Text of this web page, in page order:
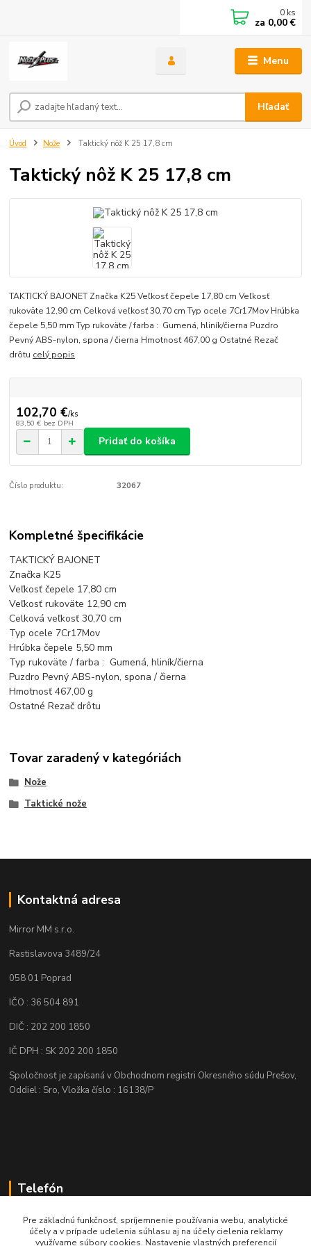
Menu
Hľadať
0 ks
za 0,00 €
Úvod Nože Taktický nôž K 25 17,8 cm
Taktický nôž K 25 17,8 cm
TAKTICKÝ BAJONET Značka K25 Veľkosť čepele 17,80 cm Veľkosť
rukoväte 12,90 cm Celková veľkosť 30,70 cm Typ ocele 7Cr17Mov Hrúbka
čepele 5,50 mm Typ rukoväte / farba : Gumená, hliník/čierna Puzdro
Pevný ABS-nylon, spona / čierna Hmotnosť 467,00 g Ostatné Rezač
drôtu celý popis
102,70 €/ks
83,50 € bez DPH
Pridať do košíka
Číslo produktu: 32067
Kompletné špecifikácie
TAKTICKÝ BAJONET
Značka K25
Veľkosť čepele 17,80 cm
Veľkosť rukoväte 12,90 cm
Celková veľkosť 30,70 cm
Typ ocele 7Cr17Mov
Hrúbka čepele 5,50 mm
Typ rukoväte / farba : Gumená, hliník/čierna
Puzdro Pevný ABS-nylon, spona / čierna
Hmotnosť 467,00 g
Ostatné Rezač drôtu
Tovar zaradený v kategóriách
Nože
Taktické nože
Kontaktná adresa
Mirror MM s.r.o.
Rastislavova 3489/24
058 01 Poprad
IČO : 36 504 891
DIČ : 202 200 1850
IČ DPH : SK 202 200 1850
Spoločnosť je zapísaná v Obchodnom registri Okresného súdu Prešov,
Oddiel : Sro, Vložka číslo : 16138/P
Telefón
+421 905 622 625
Pre základnú funkčnosť, spríjemnenie používania webu, analytické
účely a v prípade udelenia súhlasu aj na účely cielenia reklamy
využívame súbory cookies. Nastavenie vlastných preferencií